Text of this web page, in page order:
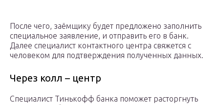
После чего, заёмщику будет предложено заполнить
специальное заявление, и отправить его в банк.
Далее специалист контактного центра свяжется с
человеком для подтверждения полученных данных.
Через колл – центр
Специалист Тинькофф банка поможет расторгнуть